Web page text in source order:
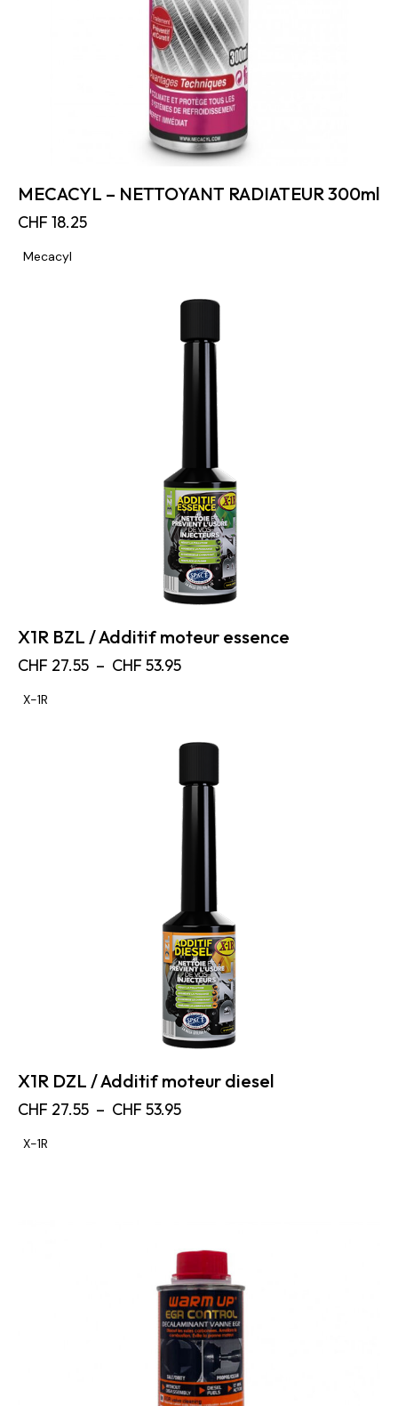
MECACYL – NETTOYANT RADIATEUR 300ml
CHF 18.25
Mecacyl
X1R BZL / Additif moteur essence
CHF 27.55 – CHF 53.95
X-1R
X1R DZL / Additif moteur diesel
CHF 27.55 – CHF 53.95
X-1R